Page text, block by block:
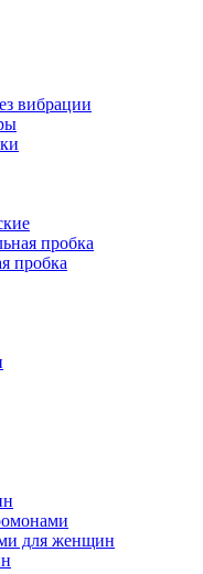
вибрации
пробка
пробка
для женщин